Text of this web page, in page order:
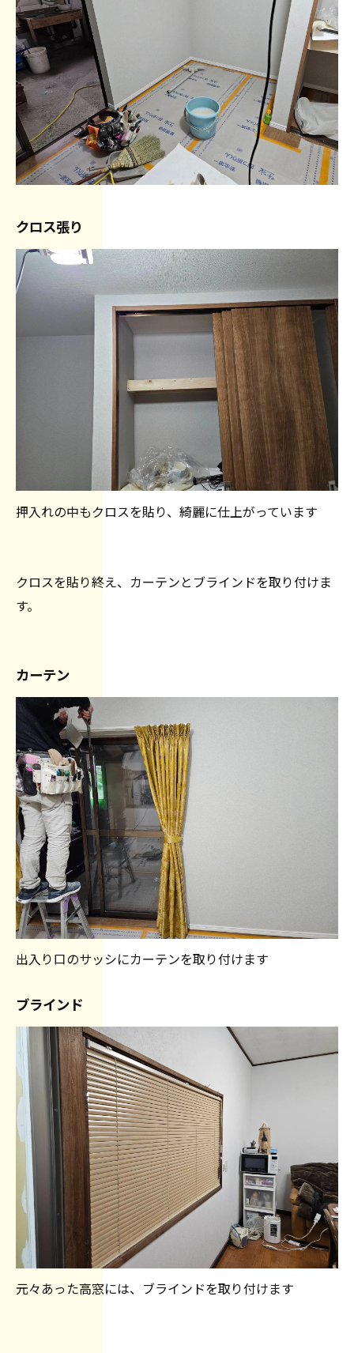
クロス張り
押入れの中もクロスを貼り、綺麗に仕上がっています
クロスを貼り終え、カーテンとブラインドを取り付けま
す。
カーテン
出入り口のサッシにカーテンを取り付けます
ブラインド
元々あった高窓には、ブラインドを取り付けます